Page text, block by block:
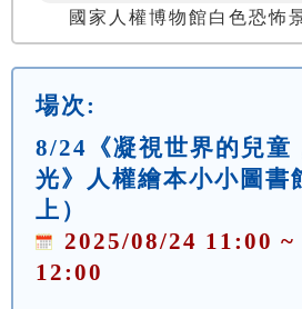
國家人權博物館白色恐怖
場次:
8/24《凝視世界的兒童
光》人權繪本小小圖書
上）
2025/08/24 11:00 ~
12:00